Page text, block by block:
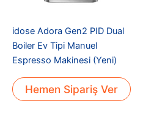
idose Adora Gen2 PID Dual
Boiler Ev Tipi Manuel
Espresso Makinesi (Yeni)
Hemen Sipariş Ver